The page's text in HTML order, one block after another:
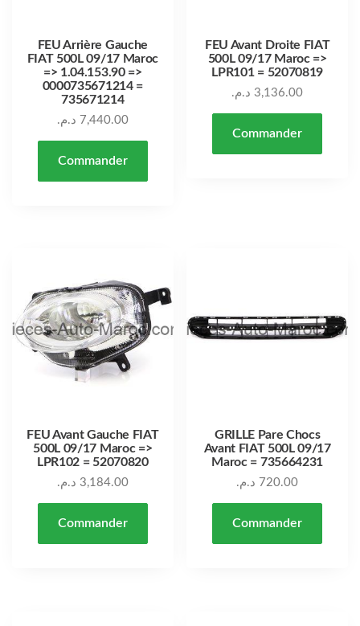
FEU Arrière Gauche
FIAT 500L 09/17 Maroc
=> 1.04.153.90 =>
0000735671214 =
735671214
7,440.00 د.م.
Commander
FEU Avant Droite FIAT
500L 09/17 Maroc =>
LPR101 = 52070819
3,136.00 د.م.
Commander
FEU Avant Gauche FIAT
500L 09/17 Maroc =>
LPR102 = 52070820
3,184.00 د.م.
Commander
GRILLE Pare Chocs
Avant FIAT 500L 09/17
Maroc = 735664231
720.00 د.م.
Commander